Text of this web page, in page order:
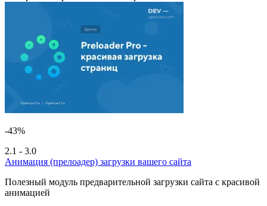
-43%
2.1 - 3.0
Анимация (прелоадер) загрузки вашего сайта
Полезный модуль предварительной загрузки сайта с красивой
анимацией